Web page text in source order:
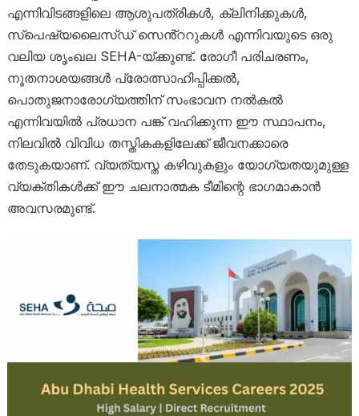
എന്നിവിടങ്ങളിലെ ആശുപത്രികൾ, ക്ലിനിക്കുകൾ,
സ്പെഷ്യലൈസ്ഡ് സെൻ്ററുകൾ എന്നിവയുടെ ഒരു
വലിയ ശൃംഖല SEHA-യ്ക്കുണ്ട്. രോഗീ പരിചരണം,
നൂതനാശയങ്ങൾ പ്രോത്സാഹിപ്പിക്കൽ,
പൊതുജനാരോഗ്യത്തിന് സംഭാവന നൽകൽ
എന്നിവയിൽ പ്രധാന പങ്ക് വഹിക്കുന്ന ഈ സ്ഥാപനം,
നിലവിൽ വിവിധ തസ്തികകളിലേക്ക് ജീവനക്കാരെ
തേടുകയാണ്. വ്യത്യസ്ത കഴിവുകളും യോഗ്യതയുമുള്ള
വ്യക്തികൾക്ക് ഈ ചലനാത്മക ടീമിന്റെ ഭാഗമാകാൻ
അവസരമുണ്ട്.